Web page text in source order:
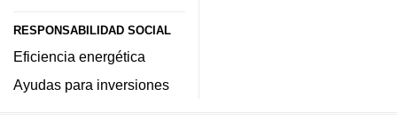
RESPONSABILIDAD SOCIAL
Eficiencia energética
Ayudas para inversiones